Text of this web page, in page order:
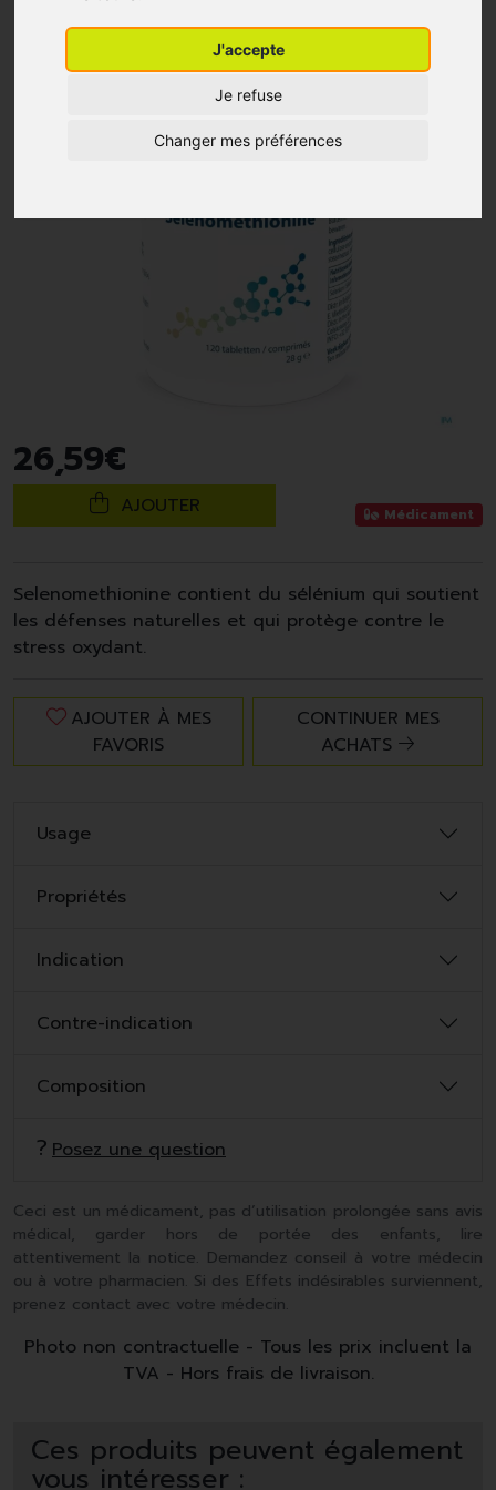
J'accepte
Je refuse
Changer mes préférences
26,59€
AJOUTER Médicament
Selenomethionine contient du sélénium qui soutient
les défenses naturelles et qui protège contre le
stress oxydant.
AJOUTER À MES
FAVORIS
CONTINUER MES
ACHATS
Usage
Propriétés
Indication
Contre-indication
Composition
Posez une question
Ceci est un médicament, pas d’utilisation prolongée sans avis
médical, garder hors de portée des enfants, lire
attentivement la notice. Demandez conseil à votre médecin
ou à votre pharmacien. Si des Effets indésirables surviennent,
prenez contact avec votre médecin.
Photo non contractuelle - Tous les prix incluent la
TVA - Hors frais de livraison.
Ces produits peuvent également
vous intéresser :